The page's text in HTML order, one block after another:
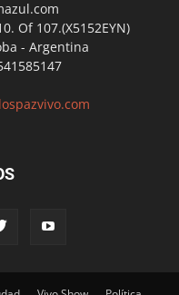
Of 107.(X5152EYN)
- Argentina